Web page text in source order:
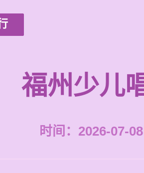
福州少儿
时间：2026-07-